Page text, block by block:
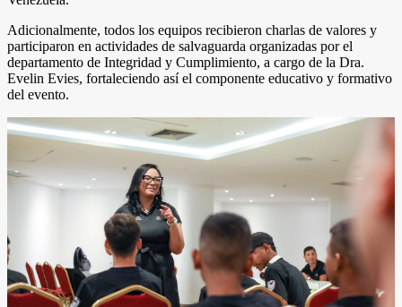
Adicionalmente, todos los equipos recibieron charlas de valores y
participaron en actividades de salvaguarda organizadas por el
departamento de Integridad y Cumplimiento, a cargo de la Dra.
Evelin Evies, fortaleciendo así el componente educativo y formativo
del evento.